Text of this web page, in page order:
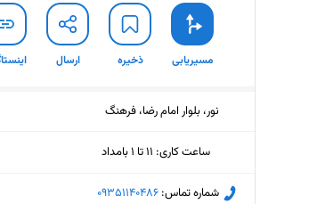
مسیریابی ذخیره ارسال
نور، بلوار امام رضا، فرهنگ
ساعت کاری: ۱۱ تا ۱ بامداد
یکشنبه (امروز)
شماره تماس: ‎09351140486